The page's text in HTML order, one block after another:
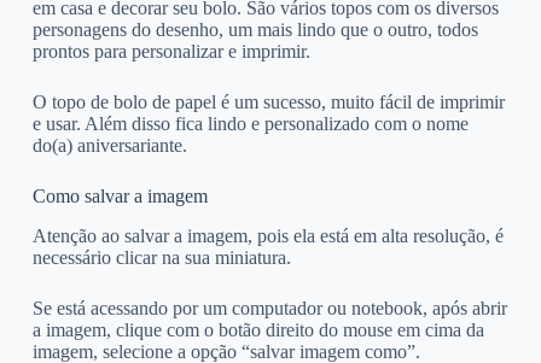
em casa e decorar seu bolo. São vários topos com os diversos
personagens do desenho, um mais lindo que o outro, todos
prontos para personalizar e imprimir.
O topo de bolo de papel é um sucesso, muito fácil de imprimir
e usar. Além disso fica lindo e personalizado com o nome
do(a) aniversariante.
Como salvar a imagem
Atenção ao salvar a imagem, pois ela está em alta resolução, é
necessário clicar na sua miniatura.
Se está acessando por um computador ou notebook, após abrir
a imagem, clique com o botão direito do mouse em cima da
imagem, selecione a opção “salvar imagem como”.